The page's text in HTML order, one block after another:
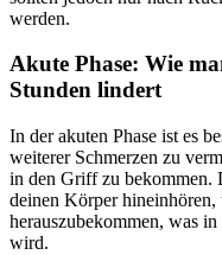
werden.
Akute Phase: Wie
Stunden lindert
In der akuten Phase ist es
weiterer Schmerzen zu
in den Griff zu bekommen.
deinen Körper
herauszubekommen, was
wird.